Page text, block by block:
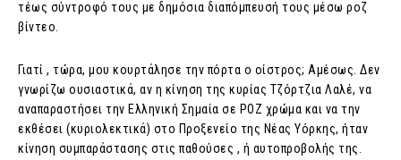
τέως σύντροφό τους με δημόσια διαπόμπευσή τους μέσω ροζ
βίντεο.
Γιατί , τώρα, μου κουρτάλησε την πόρτα ο οίστρος; Αμέσως. Δεν
γνωρίζω ουσιαστικά, αν η κίνηση της κυρίας Τζόρτζια Λαλέ, να
αναπαραστήσει την Ελληνική Σημαία σε ΡΟΖ χρώμα και να την
εκθέσει (κυριολεκτικά) στο Προξενείο της Νέας Υόρκης, ήταν
κίνηση συμπαράστασης στις παθούσες , ή αυτοπροβολής της.